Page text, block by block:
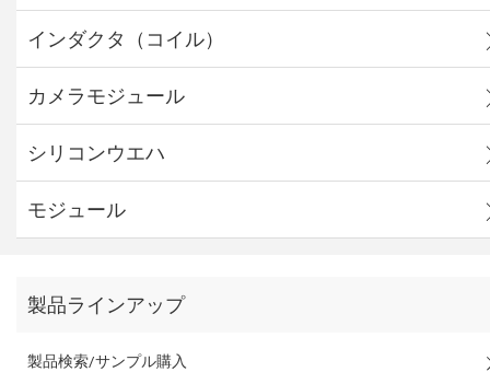
インダクタ（コイル）
カメラモジュール
シリコンウエハ
モジュール
製品ラインアップ
製品検索/サンプル購入